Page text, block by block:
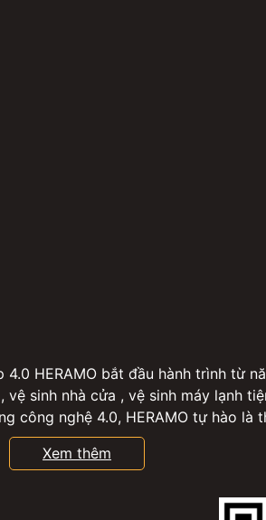
HERAMO bắt đầu hành trình từ
sinh nhà cửa , vệ sinh máy lạnh
công nghệ 4.0, HERAMO tự hào
Chí Minh với 60,000+ khách
gói giặt lẻ, gói giặt đồ theo tháng,
Kimono, Hanbok v.v..., giặt hấp
Xem thêm